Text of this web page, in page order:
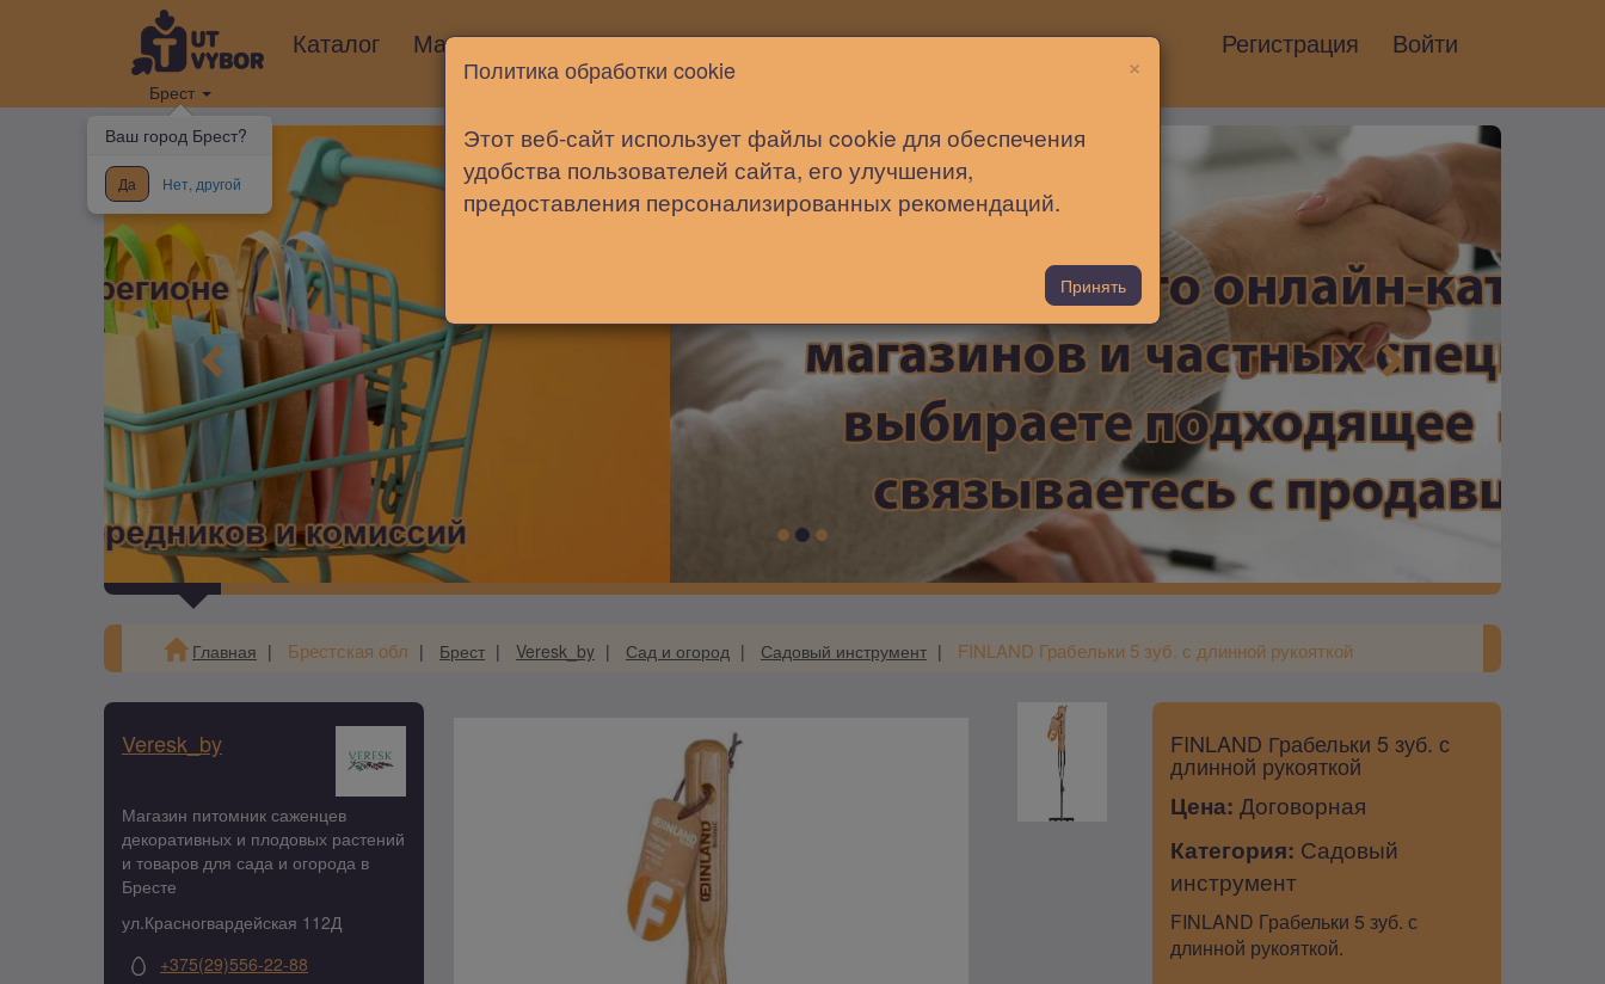
Брест
Ваш город Брест?
Да Нет, другой
Каталог Магазины Новости Статьи Помощь Регистрация Войти
Главная Брестская обл Брест Veresk_by Сад и огород Садовый инструмент FINLAND Грабельки 5 зуб. с длинной рукояткой
Veresk_by
Магазин питомник саженцев
декоративных и плодовых растений
и товаров для сада и огорода в
Бресте
ул.Красногвардейская 112Д
+375(29)556-22-88
FINLAND Грабельки 5 зуб. с
длинной рукояткой
Цена: Договорная
Категория: Садовый
инструмент
FINLAND Грабельки 5 зуб. с
длинной рукояткой.
×
Политика обработки cookie
Этот веб-сайт использует файлы cookie для обеспечения
удобства пользователей сайта, его улучшения,
предоставления персонализированных рекомендаций.
Принять